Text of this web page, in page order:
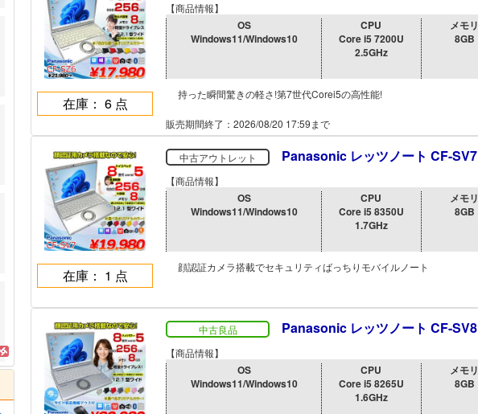
在庫： 6 点
【商品情報】
OS
Windows11/Windows10
CPU
Core i5 7200U
2.5GHz
メモリ
8GB
持った瞬間驚きの軽さ!第7世代Corei5の高性能!
販売期間終了：2026/08/20 17:59まで
在庫： 1 点
中古アウトレット Panasonic レッツノート CF-SV7
【商品情報】
OS
Windows11/Windows10
CPU
Core i5 8350U
1.7GHz
メモリ
8GB
顔認証カメラ搭載でセキュリティばっちりモバイルノート
中古良品 Panasonic レッツノート CF-SV8
【商品情報】
OS
Windows11/Windows10
CPU
Core i5 8265U
1.6GHz
メモリ
8GB